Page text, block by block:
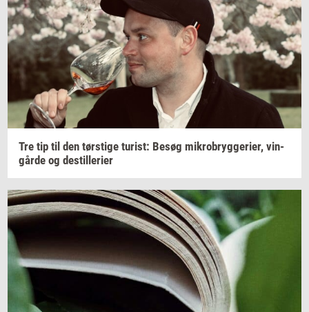
Tre tip til den tørsti­ge turist: Besøg mi­kro­bryg­ge­ri­er, vin­
går­de og destil­le­ri­er